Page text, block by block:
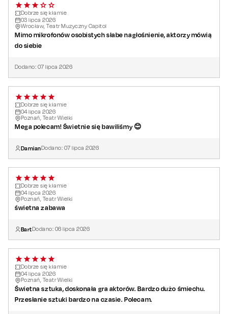
Dobrze się kłamie
03 lipca 2026
Wrocław, Teatr Muzyczny Capitol
Mimo mikrofonów osobistych słabe nagłośnienie, aktorzy mówią
do siebie
Dodano: 07 lipca 2026
Dobrze się kłamie
04lipca 2026
Poznań, Teatr Wielki
Mega polecam! Świetnie się bawiliśmy 😊
DamianDodano: 07 lipca 2026
Dobrze się kłamie
04lipca 2026
Poznań, Teatr Wielki
świetna zabawa
BartDodano: 06 lipca 2026
Dobrze się kłamie
04lipca 2026
Poznań, Teatr Wielki
Świetna sztuka, doskonała gra aktorów. Bardzo dużo śmiechu.
Przesłanie sztuki bardzo na czasie. Polecam.